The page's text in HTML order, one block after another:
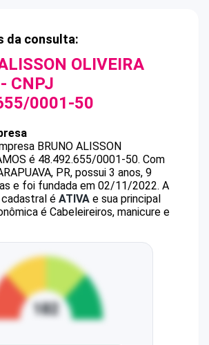
da consulta:
OLIVEIRA
- CNPJ
0001-50
BRUNO ALISSON
é 48.492.655/0001-50. Com
PR, possui 3 anos, 9
e foi fundada em 02/11/2022. A
é ATIVA e sua principal
é Cabeleireiros, manicure e